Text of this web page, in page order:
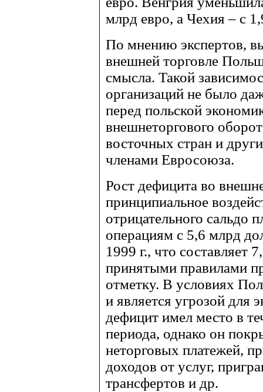
млрд евро, а Чехия – с
По мнению экспертов,
внешней торговле
смысла. Такой
организаций не было
перед польской
внешнеторгового
восточных стран и
членами Евросоюза.
Рост дефицита во
принципиальное
отрицательного сальдо
операциям с 5,6 млрд
1999 г., что составляет
принятыми правилами
отметку. В условиях
и является угрозой для
дефицит имел место в
периода, однако он
неторговых платежей,
доходов от услуг,
трансфертов и др.